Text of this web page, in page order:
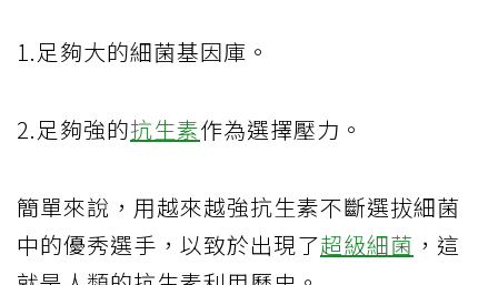
1.足夠大的細菌基因庫。
2.足夠強的抗生素作為選擇壓力。
簡單來說，用越來越強抗生素不斷選拔細菌
中的優秀選手，以致於出現了超級細菌 ，這